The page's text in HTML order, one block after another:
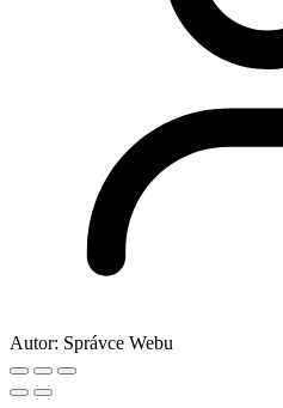
Autor: Správce Webu